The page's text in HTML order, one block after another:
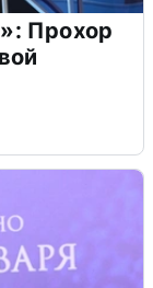
Прохор